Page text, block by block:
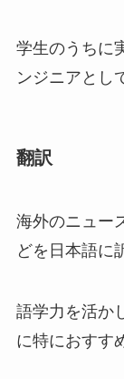
学生のうちに
ンジニアとし
翻訳
海外のニュー
どを日本語に
語学力を活か
に特におすす